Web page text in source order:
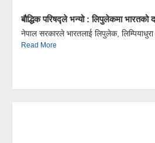
बौद्धिक परिषद्ले भन्यो : लिपुलेकमा भारतको
नेपाल सरकारले भारतलाई लिपुलेक, लिम्पियाधुरा
Read More